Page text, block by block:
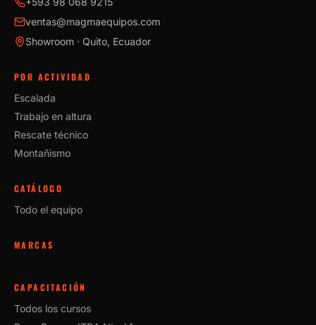
ventas@magmaequipos.com
Showroom · Quito, Ecuador
POR ACTIVIDAD
Escalada
Trabajo en altura
Rescate técnico
Montañismo
CATÁLOGO
Todo el equipo
MARCAS
CAPACITACIÓN
Todos los cursos